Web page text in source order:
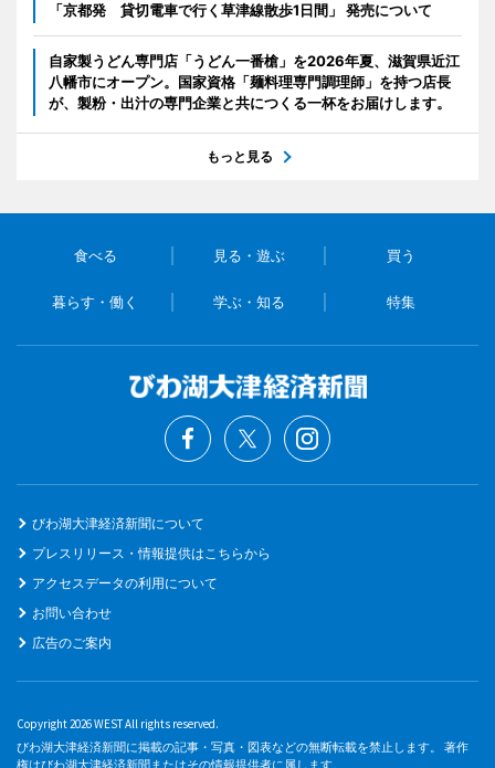
「京都発 貸切電車で行く草津線散歩1日間」 発売について
自家製うどん専門店「うどん一番槍」を2026年夏、滋賀県近江
八幡市にオープン。国家資格「麺料理専門調理師」を持つ店長
が、製粉・出汁の専門企業と共につくる一杯をお届けします。
もっと見る
食べる 見る・遊ぶ 買う
暮らす・働く 学ぶ・知る 特集
びわ湖大津経済新聞について
プレスリリース・情報提供はこちらから
アクセスデータの利用について
お問い合わせ
広告のご案内
Copyright 2026 WEST All rights reserved.
びわ湖大津経済新聞に掲載の記事・写真・図表などの無断転載を禁止します。 著作
権はびわ湖大津経済新聞またはその情報提供者に属します。